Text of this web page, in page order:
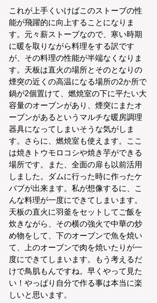
これが上手くいけばこのストーブの性
能が飛躍的に向上することになりま
す。元々薪ストーブなので、寒い時期
に暖を取りながら料理をする訳です
が、その料理の性能が半端なくなりま
す。天板は直火の場所とそのとなりの
煙突の近くの高温になる場所の2か所で
鍋が2個置けて、燃焼室の下に平たい大
容量のオーブンがあり、煙突にまたオ
ーブンがあるというマルチな暖房調理
器具になってしまいそうな気がしま
す。さらに、燃焼室も使えます。ここ
は焼きトウモロコシや焼き芋ができる
場所です。また、全面の扉も以前活用
しました。ダムに行った時に作ったケ
バブが出来ます。私が想像するに、こ
んな料理が一度にできてしまいます。
天板の直火に羽釜をセットしてご飯を
炊きながら、その横の強火で中華の炒
め物をして、下のオーブンで魚を焼い
て、上のオーブンで肉を焼いたりが一
度にできてしまいます。もう考えるだ
けで鳥肌もんですね。早くやって見た
い！やっぱり自分で作る事は本当に楽
しいと思います。